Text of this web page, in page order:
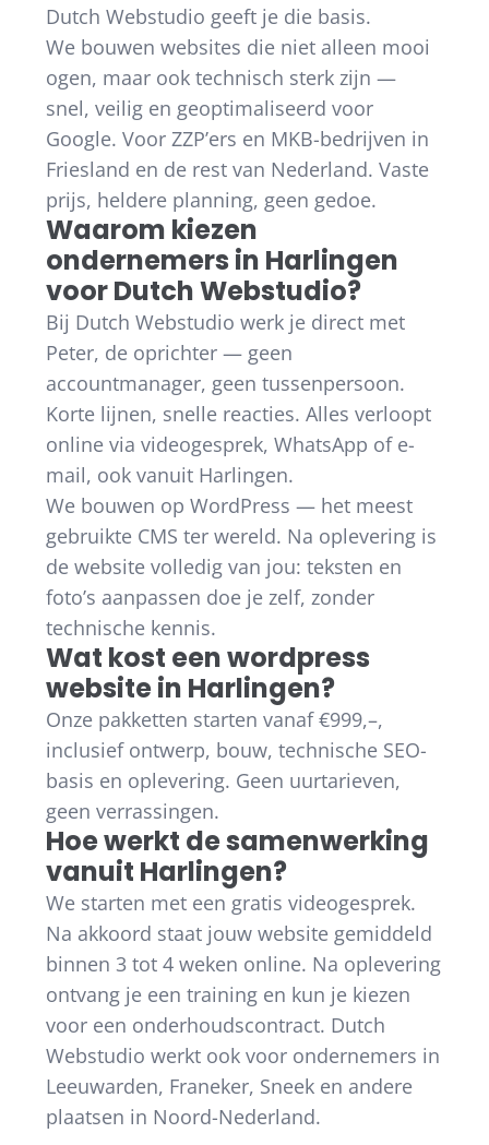
Dutch Webstudio geeft je die basis.
We bouwen websites die niet alleen mooi
ogen, maar ook technisch sterk zijn —
snel, veilig en geoptimaliseerd voor
Google. Voor ZZP’ers en MKB-bedrijven in
Friesland en de rest van Nederland. Vaste
prijs, heldere planning, geen gedoe.
Waarom kiezen
ondernemers in Harlingen
voor Dutch Webstudio?
Bij Dutch Webstudio werk je direct met
Peter, de oprichter — geen
accountmanager, geen tussenpersoon.
Korte lijnen, snelle reacties. Alles verloopt
online via videogesprek, WhatsApp of e-
mail, ook vanuit Harlingen.
We bouwen op WordPress — het meest
gebruikte CMS ter wereld. Na oplevering is
de website volledig van jou: teksten en
foto’s aanpassen doe je zelf, zonder
technische kennis.
Wat kost een wordpress
website in Harlingen?
Onze pakketten starten vanaf €999,–,
inclusief ontwerp, bouw, technische SEO-
basis en oplevering. Geen uurtarieven,
geen verrassingen.
Hoe werkt de samenwerking
vanuit Harlingen?
We starten met een gratis videogesprek.
Na akkoord staat jouw website gemiddeld
binnen 3 tot 4 weken online. Na oplevering
ontvang je een training en kun je kiezen
voor een onderhoudscontract. Dutch
Webstudio werkt ook voor ondernemers in
Leeuwarden, Franeker, Sneek en andere
plaatsen in Noord-Nederland.